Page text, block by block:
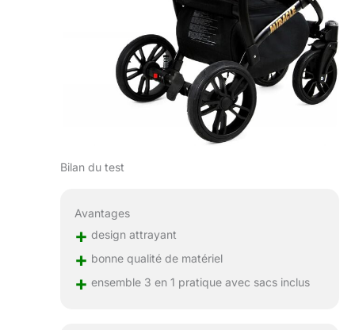
Bilan du test
Avantages
+ design attrayant
+ bonne qualité de matériel
+ ensemble 3 en 1 pratique avec sacs inclus